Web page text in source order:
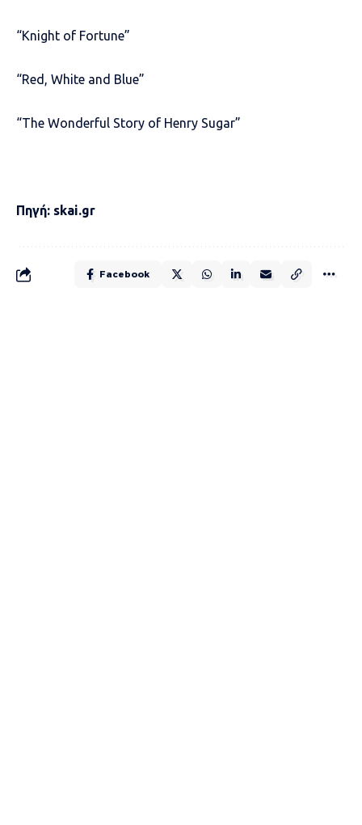
“Knight of Fortune”
“Red, White and Blue”
“The Wonderful Story of Henry Sugar”
Πηγή: skai.gr
Facebook